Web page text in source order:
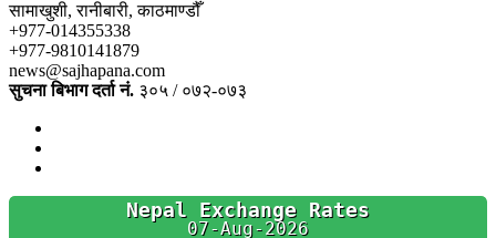
सामाखुशी, रानीबारी, काठमाण्डौँ
+977-014355338
+977-9810141879
news@sajhapana.com
सुचना बिभाग दर्ता नं. ३०५ / ०७२-०७३